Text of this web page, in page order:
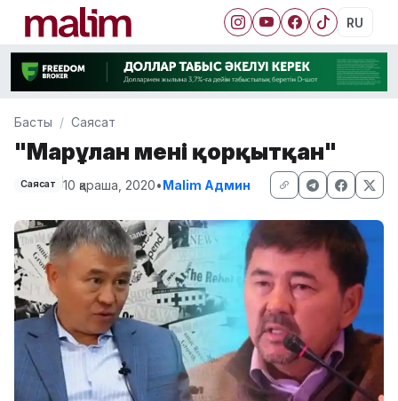
RU
Басты Саясат
"Марғұлан мені қорқытқан"
Саясат 10 қараша, 2020•Malim Админ